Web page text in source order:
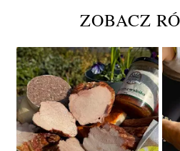
ZOBACZ